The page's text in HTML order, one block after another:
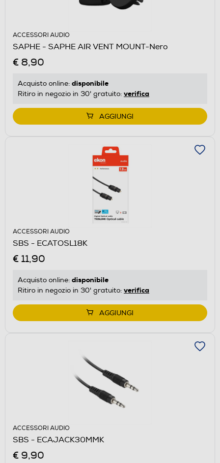
ACCESSORI AUDIO
SAPHE - SAPHE AIR VENT MOUNT-Nero
€ 8,90
Acquisto online: disponibile
Ritiro in negozio in 30' gratuito: verifica
AGGIUNGI
ACCESSORI AUDIO
SBS - ECATOSL18K
€ 11,90
Acquisto online: disponibile
Ritiro in negozio in 30' gratuito: verifica
AGGIUNGI
ACCESSORI AUDIO
SBS - ECAJACK30MMK
€ 9,90